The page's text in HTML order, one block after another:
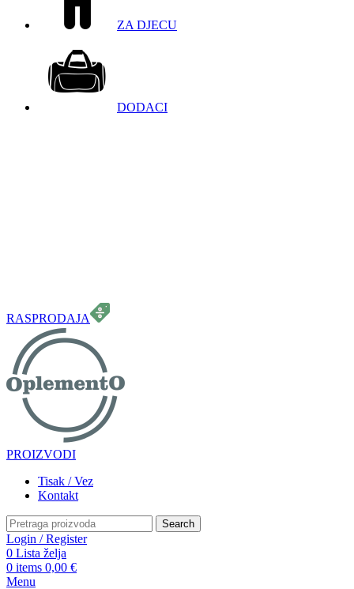
ZA DJECU
DODACI
RASPRODAJA
PROIZVODI
Tisak / Vez
Kontakt
Search
Login / Register
0 Lista želja
0 items 0,00 €
Menu